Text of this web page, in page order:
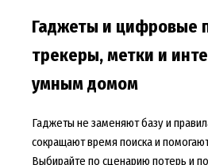
Гаджеты и цифровые
трекеры, метки и
умным домом
Гаджеты не заменяют базу и
сокращают время поиска и
Выбирайте по сценарию потерь и